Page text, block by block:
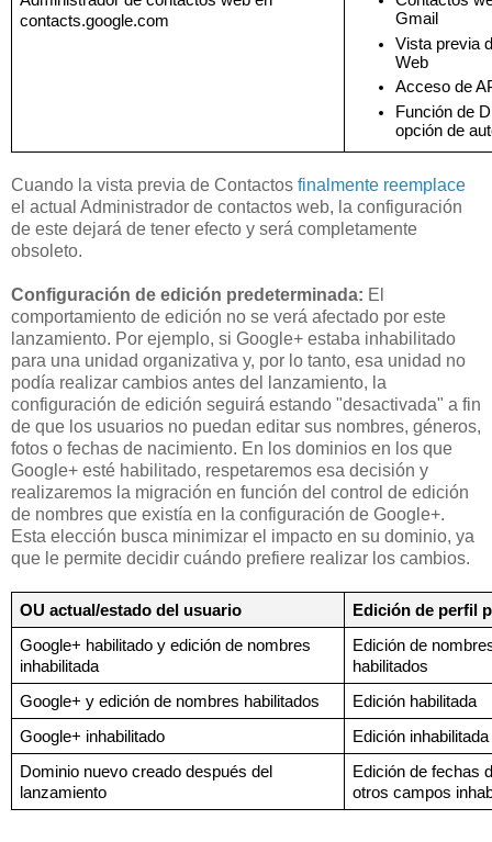
contacts.google.com
Gmail
Vista previa
Web
Acceso de
Función de
opción de
Cuando la vista previa de Contactos finalmente reemplace
el actual Administrador de contactos web, la configuración
de este dejará de tener efecto y será completamente
obsoleto.
Configuración de edición predeterminada: El
comportamiento de edición no se verá afectado por este
lanzamiento. Por ejemplo, si Google+ estaba inhabilitado
para una unidad organizativa y, por lo tanto, esa unidad no
podía realizar cambios antes del lanzamiento, la
configuración de edición seguirá estando "desactivada" a fin
de que los usuarios no puedan editar sus nombres, géneros,
fotos o fechas de nacimiento. En los dominios en los que
Google+ esté habilitado, respetaremos esa decisión y
realizaremos la migración en función del control de edición
de nombres que existía en la configuración de Google+.
Esta elección busca minimizar el impacto en su dominio, ya
que le permite decidir cuándo prefiere realizar los cambios.
OU actual/estado del usuario
Edición de perfil
Google+ habilitado y edición de nombres
inhabilitada
Edición de
habilitados
Google+ y edición de nombres habilitados
Edición habilitada
Google+ inhabilitado
Edición inhabilitada
Dominio nuevo creado después del
lanzamiento
Edición de fechas
otros campos